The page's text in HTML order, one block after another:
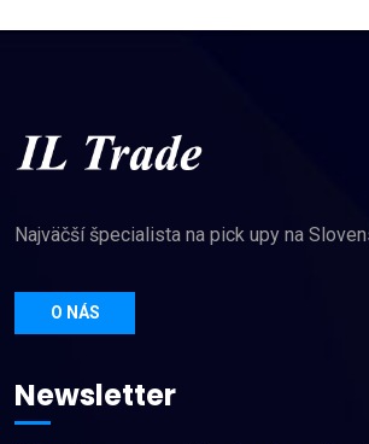
Najväčší špecialista na pick upy na
O NÁS
Newsletter